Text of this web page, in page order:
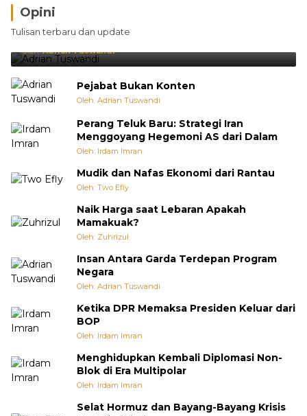
Opini
Tulisan terbaru dan update
Brasil Lebih Diunggulkan, tetapi Jepang Selalu
Punya Cara Membuat Kejutan
Oleh:Adrian Tuswandi
Pejabat Bukan Konten
Oleh: Adrian Tuswandi
Perang Teluk Baru: Strategi Iran
Menggoyang Hegemoni AS dari Dalam
Oleh: Irdam Imran
Mudik dan Nafas Ekonomi dari Rantau
Oleh: Two Efly
Naik Harga saat Lebaran Apakah
Mamakuak?
Oleh: Zuhrizul
Insan Antara Garda Terdepan Program
Negara
Oleh: Adrian Tuswandi
Ketika DPR Memaksa Presiden Keluar dari
BOP
Oleh: Irdam Imran
Menghidupkan Kembali Diplomasi Non-
Blok di Era Multipolar
Oleh: Irdam Imran
Selat Hormuz dan Bayang-Bayang Krisis